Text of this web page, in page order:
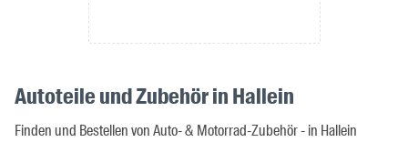
Autoteile und Zubehör in Hallein
Finden und Bestellen von Auto- & Motorrad-Zubehör - in Hallein